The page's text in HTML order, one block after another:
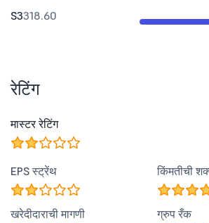
S3318.60
रेटिंग
मास्टर रेटिंग
EPS स्ट्रेंथ किंमतीची
खरेदीदाराची मागणी ग्रुप रँक